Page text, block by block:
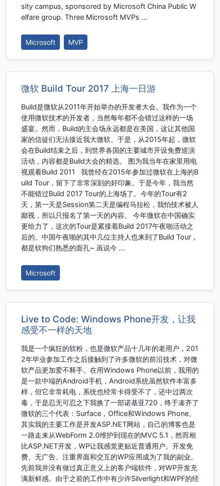
sity campus, sponsored by Microsoft China Public W
elfare group. Three Microsoft MVPs …
Microsoft MVP
微软 Build Tour 2017 上海一日游
Build是微软从2011年开始举办的开发者大会。我作为一个
使用微软技术的开发者，当然每年都不会错过这样的一场
盛宴。然而，Build的主会场永远都是在美国，这让其他国
家的信徒们无法接近我大微软。于是，从2015年起，微软
会在Build结束之后，到世界各国的主要城市开设免费巡演
活动，内容都是Build大会的精选。 图为我当年在家里用电
视观看Build 2011 我曾经在2015年参加过微软在上海的B
uild Tour，留下了非常深刻的好印象。于是今年，我当然
不能错过Build 2017 Tour的上海场了。今年的Tour有2
天，第一天是Session第二天是编程马拉松，我怕技术被人
鄙视，所以只报名了第一天的内容。 今年微软在中国确实
更给力了，这次的Tour是紧接着Build 2017午夜啪活动之
后的。中国午夜啪的其中几位主持人也来到了Build Tour，
都是软狗们熟悉的面孔~ 虽说今 …
Microsoft
Live to Code: Windows Phone开发，让我
感受不一样的天地
我是一个疯狂的软粉，也是微软产品十几年的老用户，201
2年毕业参加工作之后接触到了许多微软的前沿技术，对微
软产品更加爱不释手。在用Windows Phone以前，我用的
是一款中端的Android手机，Android系统虽然软件丰富多
样，但它非常耗电，系统也经常卡得受不了，还中过两次
毒，于是忍无可忍之下我换了一部诺基亚720，终于凑齐了
微软的三个代表：Surface，Office和Windows Phone。
其实我的主要工作是开发ASP.NET网站，自己的博客也是
一路走来从WebForm 2.0维护到现在的MVC 5.1，然而相
比ASP.NET开发，WP让我感觉更贴近普通用户。开发免
费、无广告、注重界面和交互的WP应用成为了我的副业。
先前我并没有做过真正意义上的客户端软件，对WP开发充
满新鲜感。由于之前的工作中有少许Silverlight和WPF的经